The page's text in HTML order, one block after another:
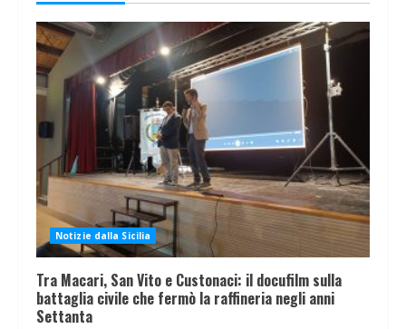
Notizie dalla Sicilia
Tra Macari, San Vito e Custonaci: il docufilm sulla
battaglia civile che fermò la raffineria negli anni
Settanta